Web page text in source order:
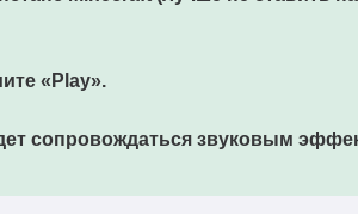
«Play».
сопровождаться звуковым